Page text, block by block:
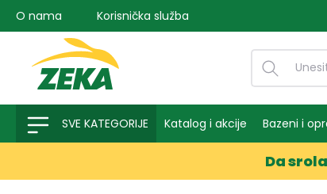
pretragu Preskoči na glavnu navigaciju
O nama Korisnička služba
SVE KATEGORIJE Katalog i akcije Bazeni i
Da